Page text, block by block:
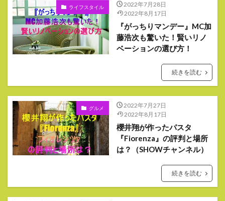
ライフスタイル
2022年7月28日
2022年8月17日
『がっちりマンデー』MC加
藤浩次も驚いた！賢いリノ
ベーションの選び方！
続きを読む
グルメ
2022年7月27日
2022年8月17日
櫻井翔が作ったパスタ
『Fiorenza』の評判と場所
は？（SHOWチャンネル）
続きを読む